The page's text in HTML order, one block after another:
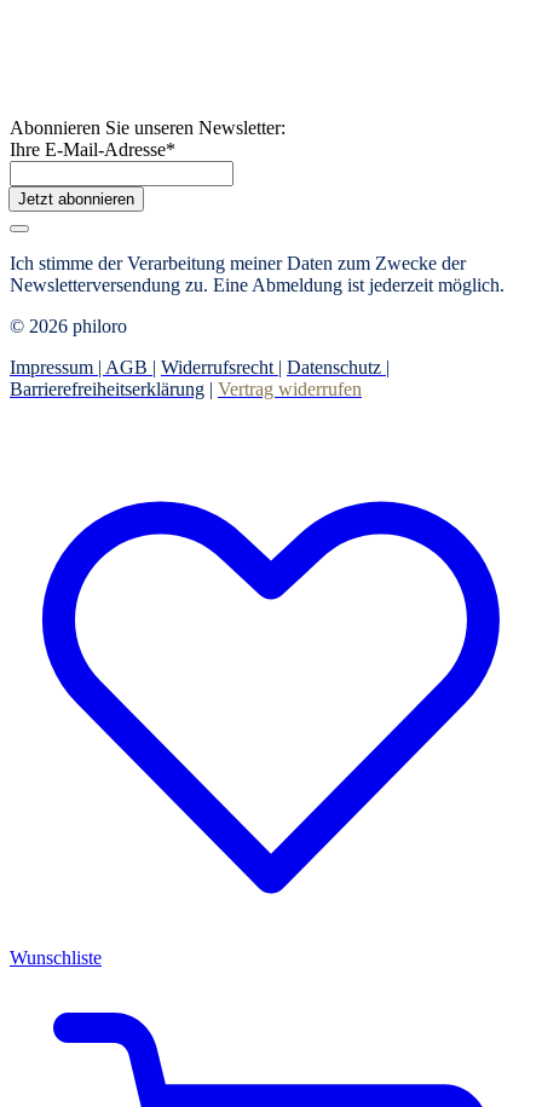
Abonnieren Sie unseren Newsletter:
Ihre E-Mail-Adresse*
Jetzt abonnieren
Ich stimme der Verarbeitung meiner Daten zum Zwecke der
Newsletterversendung zu. Eine Abmeldung ist jederzeit möglich.
© 2026 philoro
Impressum | AGB | Widerrufsrecht | Datenschutz |
Barrierefreiheitserklärung | Vertrag widerrufen
Wunschliste